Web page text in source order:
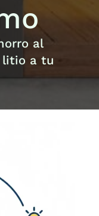
al
litio a tu